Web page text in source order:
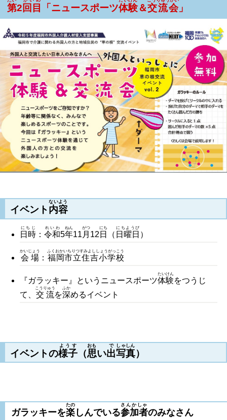
第2 回目 「ニュースポーツ体験＆交流会」
イベント内容
ないよう
日時
にちじ
：令和
れいわ
5年
ねん
11 月
がつ
12 日
にち
（ 日曜日
にちようび
）
会場
かいじょう
： 福岡市立住吉小学校
ふくおかいちりつすみよししょうがっこう
『ガラッキー』というニュースポーツ体験
たいけん
をつうじ
て、交流
こうりゅう
を深
ふか
めるイベント
イベントの様子
ようす
（思
おも
い出
で
写真
しゃしん
）
ガラッキーを楽
たの
しんでいる参加者
さんかしゃ
のみなさん